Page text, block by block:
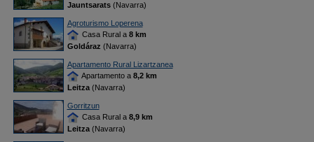
Jauntsarats(Navarra)
Agroturismo Loperena
Casa Rural a 8 km
Goldáraz (Navarra)
Apartamento Rural Lizartzanea
Apartamento a 8,2 km
Leitza(Navarra)
Gorritzun
Casa Rural a 8,9 km
Leitza(Navarra)